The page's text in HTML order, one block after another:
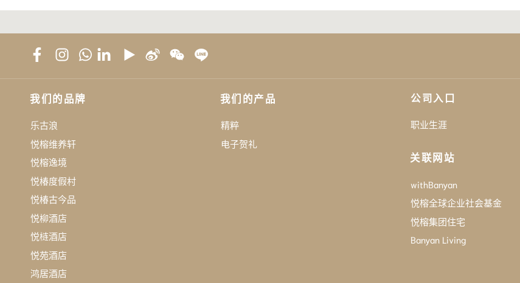
我们的品牌
乐古浪
悦榕维养轩
悦榕逸境
悦椿度假村
悦椿古今品
悦柳酒店
悦梿酒店
悦苑酒店
鸿居酒店
我们的产品
精粹
电子贺礼
公司入口
职业生涯
关联网站
withBanyan
悦榕全球企业社会基金
悦榕集团住宅
Banyan Living